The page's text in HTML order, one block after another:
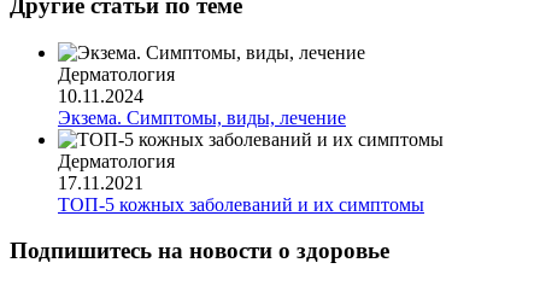
Другие статьи по теме
Дерматология
10.11.2024
Экзема. Симптомы, виды, лечение
Дерматология
17.11.2021
ТОП-5 кожных заболеваний и их симптомы
Подпишитесь на новости о здоровье